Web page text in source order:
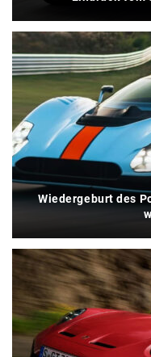
Wiedergeburt des